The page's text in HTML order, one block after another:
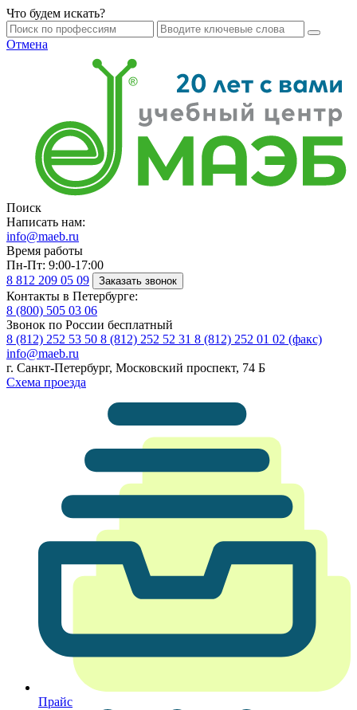
Что будем искать?
Отмена
Поиск
Написать нам:
info@maeb.ru
Время работы
Пн-Пт: 9:00-17:00
8 812 209 05 09 Заказать звонок
Контакты в Петербурге:
8 (800) 505 03 06
Звонок по России бесплатный
8 (812) 252 53 50 8 (812) 252 52 31 8 (812) 252 01 02 (факс)
info@maeb.ru
г. Санкт-Петербург, Московский проспект, 74 Б
Схема проезда
Прайс